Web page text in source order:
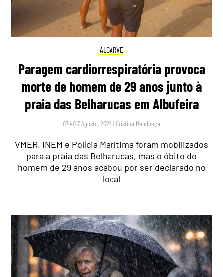
ALGARVE
Paragem cardiorrespiratória provoca
morte de homem de 29 anos junto à
praia das Belharucas em Albufeira
07:40 7 Agosto, 2026 | Cristina Mendonça
VMER, INEM e Polícia Marítima foram mobilizados
para a praia das Belharucas, mas o óbito do
homem de 29 anos acabou por ser declarado no
local